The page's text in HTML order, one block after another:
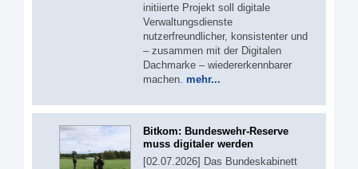
initiierte Projekt soll digitale
Verwaltungsdienste
nutzerfreundlicher, konsistenter und
– zusammen mit der Digitalen
Dachmarke – wiedererkennbarer
machen. mehr...
Bitkom: Bundeswehr-Reserve
muss digitaler werden
[02.07.2026] Das Bundeskabinett